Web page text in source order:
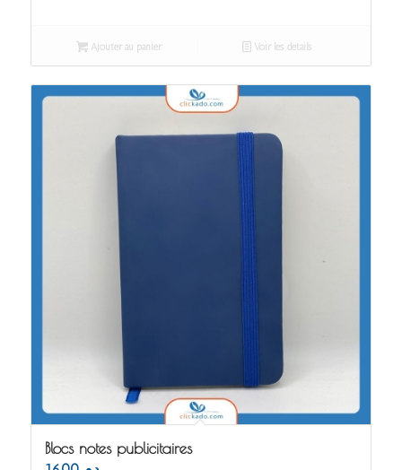
Ajouter au panier Voir les détails
Blocs notes publicitaires